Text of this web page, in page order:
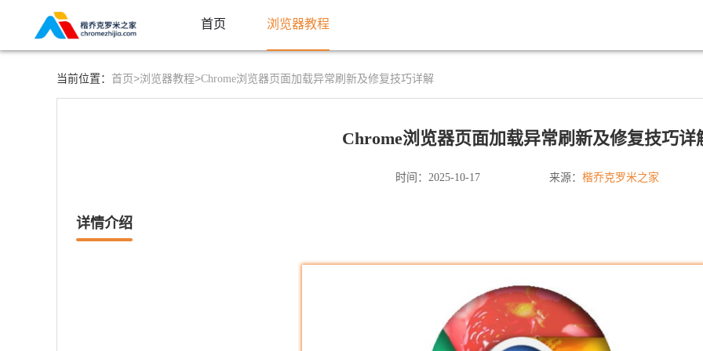
首页 浏览器教程
当前位置： 首页>浏览器教程>Chrome浏览器页面加载异常刷新及修复技巧详解
Chrome浏览器页面加载异常刷新及修复技巧详
时间：2025-10-17 来源： 楷乔克罗米之家
详情介绍